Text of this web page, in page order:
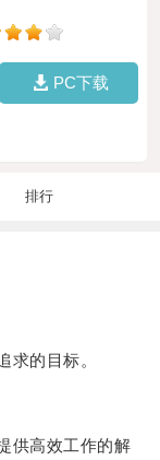
PC下载
排行
的目标。
高效工作的解